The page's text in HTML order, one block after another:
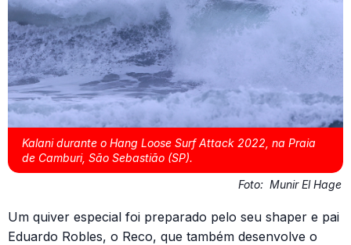
Kalani durante o Hang Loose Surf Attack 2022, na Praia
de Camburi, São Sebastião (SP).
Foto: Munir El Hage
Um quiver especial foi preparado pelo seu shaper e pai
Eduardo Robles, o Reco, que também desenvolve o